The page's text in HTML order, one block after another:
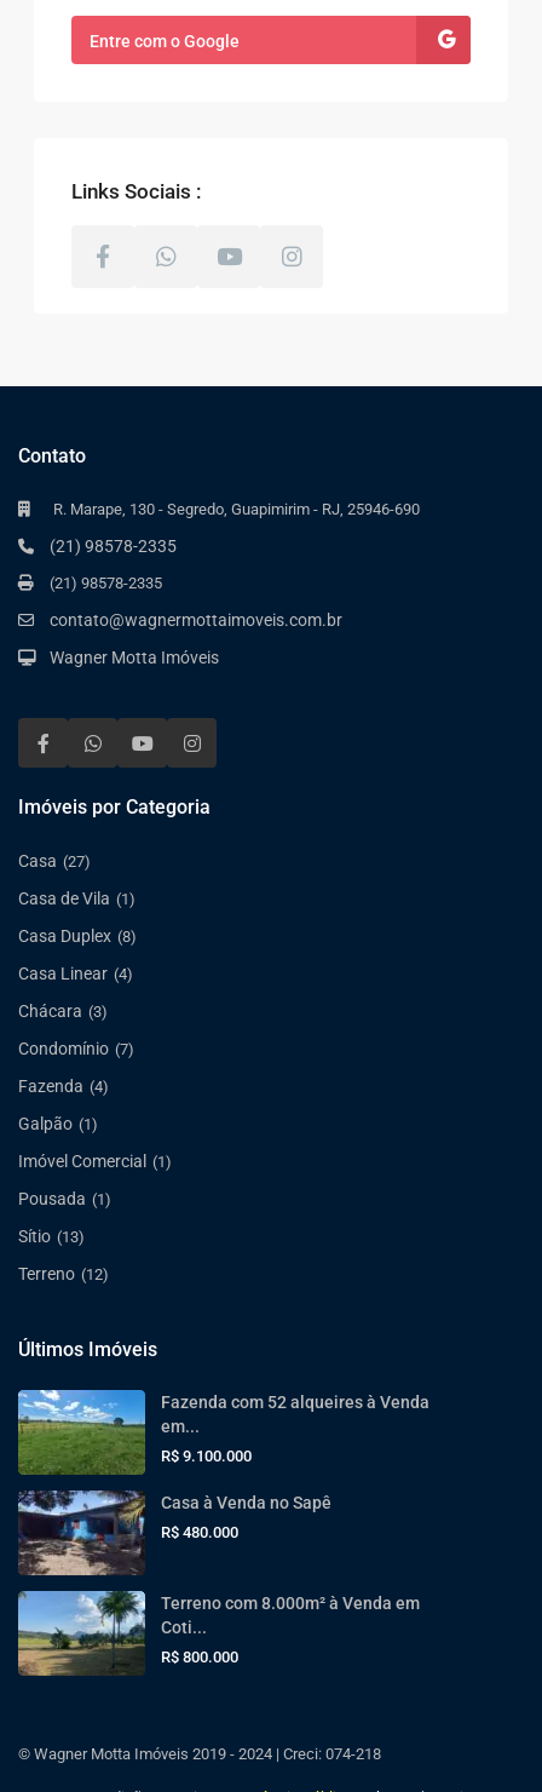
Entre com o Google
Links Sociais :
Contato
R. Marape, 130 - Segredo, Guapimirim - RJ, 25946-690
(21) 98578-2335
(21) 98578-2335
contato@wagnermottaimoveis.com.br
Wagner Motta Imóveis
Imóveis por Categoria
Casa (27)
Casa de Vila (1)
Casa Duplex (8)
Casa Linear (4)
Chácara (3)
Condomínio (7)
Fazenda (4)
Galpão (1)
Imóvel Comercial (1)
Pousada (1)
Sítio (13)
Terreno (12)
Últimos Imóveis
Fazenda com 52 alqueires à Venda
em...
R$ 9.100.000
Casa à Venda no Sapê
R$ 480.000
Terreno com 8.000m² à Venda em
Coti...
R$ 800.000
© Wagner Motta Imóveis 2019 - 2024 | Creci: 074-218